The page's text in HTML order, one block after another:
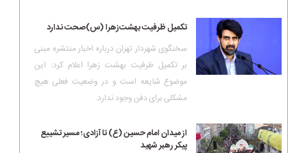
تکمیل ظرفیت بهشت‌زهرا (س)صحت ندارد
سخنگوی شهردار تهران درباره اخبار منتشره مبنی
بر تکمیل ظرفیت بهشت زهرا اعلام کرد: این
موضوع شایعه است و در وضعیت فعلی هیچ
مشکلی برای دفن وجود ندارد.
از میدان امام حسین (ع) تا آزادی؛ مسیر تشییع
پیکر رهبر شهید